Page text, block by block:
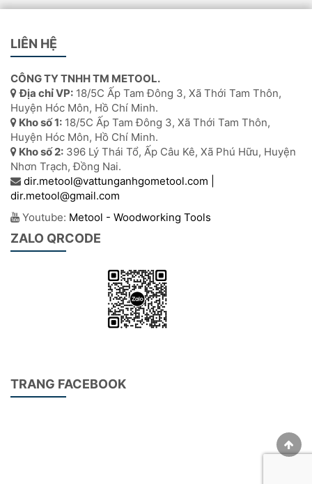
LIÊN HỆ
CÔNG TY TNHH TM METOOL.
Địa chỉ VP: 18/5C Ấp Tam Đông 3, Xã Thới Tam Thôn,
Huyện Hóc Môn, Hồ Chí Minh.
Kho số 1: 18/5C Ấp Tam Đông 3, Xã Thới Tam Thôn,
Huyện Hóc Môn, Hồ Chí Minh.
Kho số 2: 396 Lý Thái Tổ, Ấp Câu Kê, Xã Phú Hữu, Huyện
Nhơn Trạch, Đồng Nai.
dir.metool@vattunganhgometool.com |
dir.metool@gmail.com
Youtube: Metool - Woodworking Tools
ZALO QRCODE
TRANG FACEBOOK